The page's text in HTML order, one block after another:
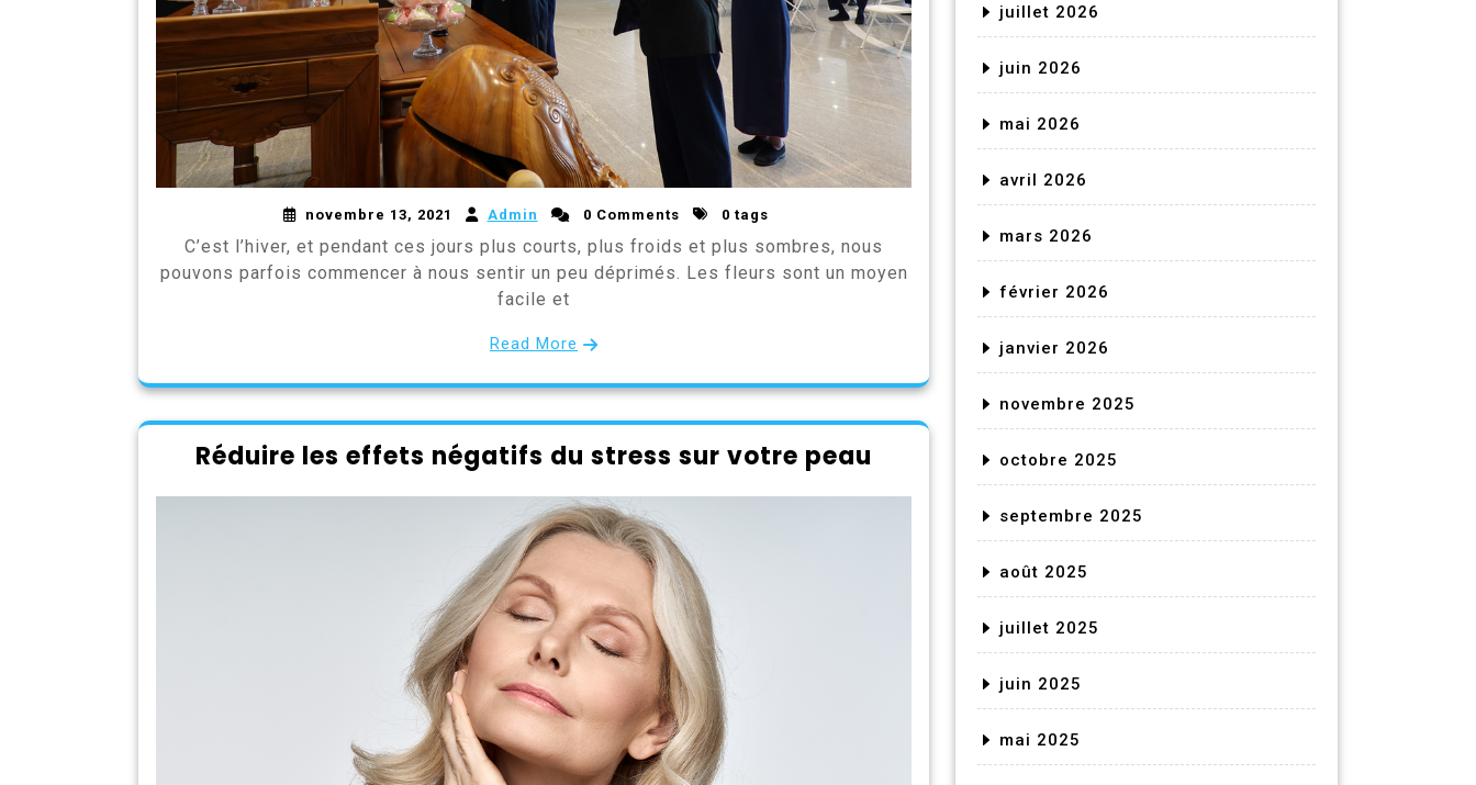
novembre 13, 2021 Admin 0 Comments 0 tags
C’est l’hiver, et pendant ces jours plus courts, plus froids et plus sombres, nous
pouvons parfois commencer à nous sentir un peu déprimés. Les fleurs sont un moyen
facile et
Read More
Réduire les effets négatifs du stress sur votre peau
juillet 2026
juin 2026
mai 2026
avril 2026
mars 2026
février 2026
janvier 2026
novembre 2025
octobre 2025
septembre 2025
août 2025
juillet 2025
juin 2025
mai 2025